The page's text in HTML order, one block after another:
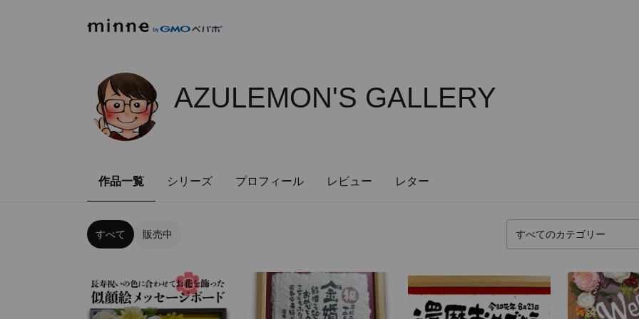
AZULEMON'S GALLERY
作品一覧 シリーズ プロフィール レビュー レター
すべて 販売中